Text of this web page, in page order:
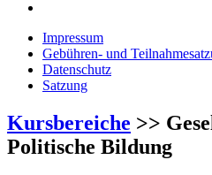
Impressum
Gebühren- und
Datenschutz
Satzung
Kursbereiche >>
Politische Bildung